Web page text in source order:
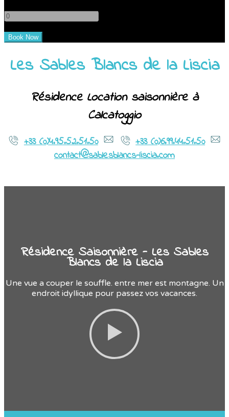
Les Sables Blancs de la Liscia
Résidence Location saisonnière à
Calcatoggio
+33 (0)4.95.52.51.50
+33 (0)6.99.44.51.50
contact@sablesblancs-liscia.com
Résidence Saisonnière - Les Sables
Blancs de la Liscia
Une vue a couper le souffle. entre mer est montagne. Un
endroit idyllique pour passez vos vacances.